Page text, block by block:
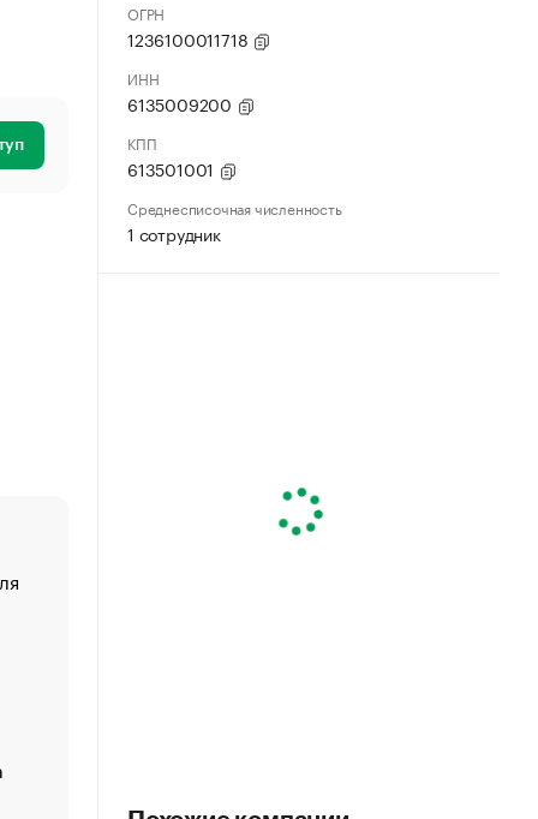
ОГРН
1236100011718
ИНН
6135009200
КПП
613501001
Среднесписочная численность
1 сотрудник